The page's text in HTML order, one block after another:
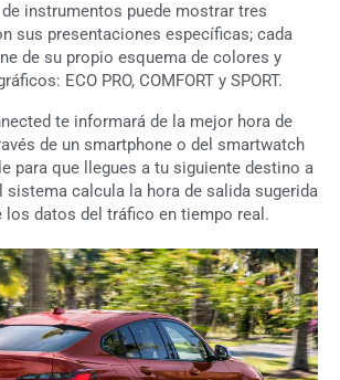
instrumentos puede mostrar tres
sus presentaciones específicas; cada
de su propio esquema de colores y
ECO PRO, COMFORT y SPORT.
te informará de la mejor hora de
de un smartphone o del smartwatch
para que llegues a tu siguiente destino a
sistema calcula la hora de salida sugerida
los datos del tráfico en tiempo real.